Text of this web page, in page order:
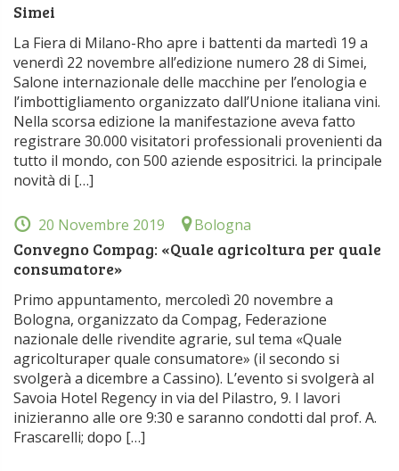
Simei
La Fiera di Milano-Rho apre i battenti da martedì 19 a
venerdì 22 novembre all’edizione numero 28 di Simei,
Salone internazionale delle macchine per l’enologia e
l’imbottigliamento organizzato dall’Unione italiana vini.
Nella scorsa edizione la manifestazione aveva fatto
registrare 30.000 visitatori professionali provenienti da
tutto il mondo, con 500 aziende espositrici. la principale
novità di […]
20 Novembre 2019 Bologna
Convegno Compag: «Quale agricoltura per quale
consumatore»
Primo appuntamento, mercoledì 20 novembre a
Bologna, organizzato da Compag, Federazione
nazionale delle rivendite agrarie, sul tema «Quale
agricolturaper quale consumatore» (il secondo si
svolgerà a dicembre a Cassino). L’evento si svolgerà al
Savoia Hotel Regency in via del Pilastro, 9. I lavori
inizieranno alle ore 9:30 e saranno condotti dal prof. A.
Frascarelli; dopo […]